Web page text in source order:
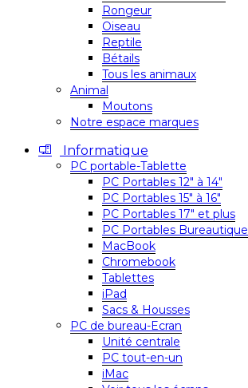
Rongeur
Oiseau
Reptile
Bétails
Tous les animaux
Animal
Moutons
Notre espace marques
Informatique
PC portable-Tablette
PC Portables 12″ à 14″
PC Portables 15″ à 16″
PC Portables 17″ et plus
PC Portables Bureautique
MacBook
Chromebook
Tablettes
iPad
Sacs & Housses
PC de bureau-Ecran
Unité centrale
PC tout-en-un
iMac